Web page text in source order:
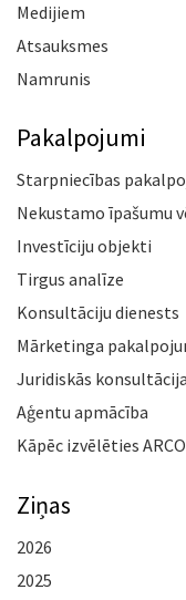
Medijiem
Atsauksmes
Namrunis
Pakalpojumi
Starpniecības
Nekustamo īpašumu
Investīciju objekti
Tirgus analīze
Konsultāciju dienests
Mārketinga
Juridiskās
Aģentu apmācība
Kāpēc izvēlēties
Ziņas
2026
2025